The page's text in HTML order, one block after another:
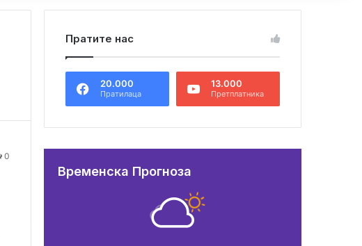
0
Пратите нас
20.000
Пратилаца
13.000
Претплатника
Временска Прогноза